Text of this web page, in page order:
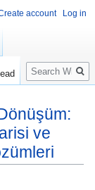
ve
account Log in
Search